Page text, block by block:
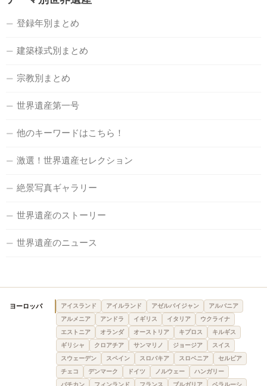
登録年別まとめ
建築様式別まとめ
宗教別まとめ
世界遺産第一号
他のキーワードはこちら！
激選！世界遺産セレクション
絶景写真ギャラリー
世界遺産のストーリー
世界遺産のニュース
ヨーロッパ アイスランド アイルランド アゼルバイジャン
アルバニア
アルメニア
アンドラ イギリス イタリア
ウクライナ
エストニア
オランダ オーストリア キプロス
キルギス
ギリシャ
クロアチア サンマリノ ジョージア
スイス
スウェーデン
スペイン スロバキア スロベニア
セルビア
チェコ
デンマーク ドイツ ノルウェー
ハンガリー
バチカン
フィンランド フランス ブルガリア
ベラルーシ